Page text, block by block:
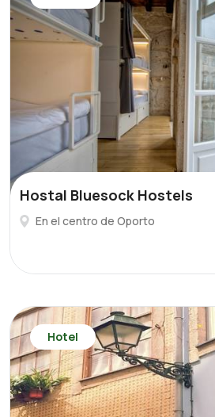
Hostal Bluesock Hostels
En el centro de Oporto
Hotel